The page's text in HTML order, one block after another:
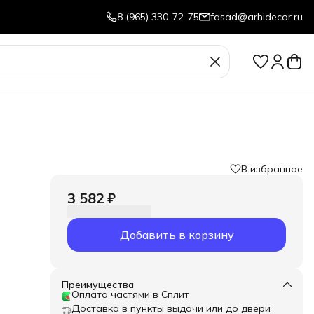
8 (965) 330-72-75 fasad@arhidecor.ru
В избранное
3 582 ₽
Добавить в корзину
Преимущества
Оплата частями в Сплит
Доставка в пункты выдачи или до двери